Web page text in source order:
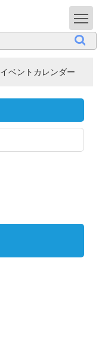
イベントカレンダー